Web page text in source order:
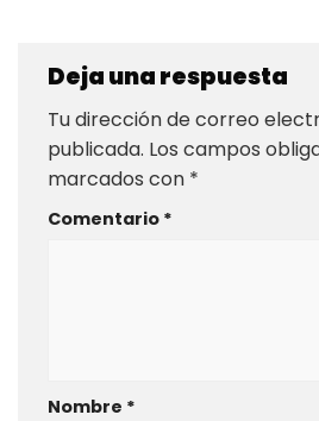
Deja una respuesta
Tu dirección de correo
publicada. Los campos
marcados con *
Comentario *
Nombre *